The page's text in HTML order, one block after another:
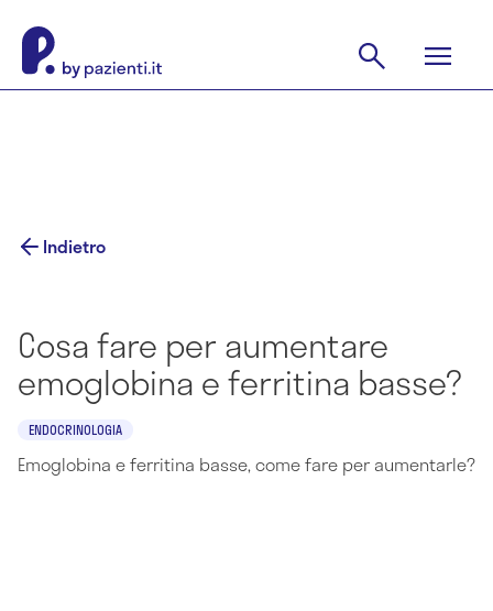
Indietro
Cosa fare per aumentare
emoglobina e ferritina basse?
ENDOCRINOLOGIA
Emoglobina e ferritina basse, come fare per aumentarle?